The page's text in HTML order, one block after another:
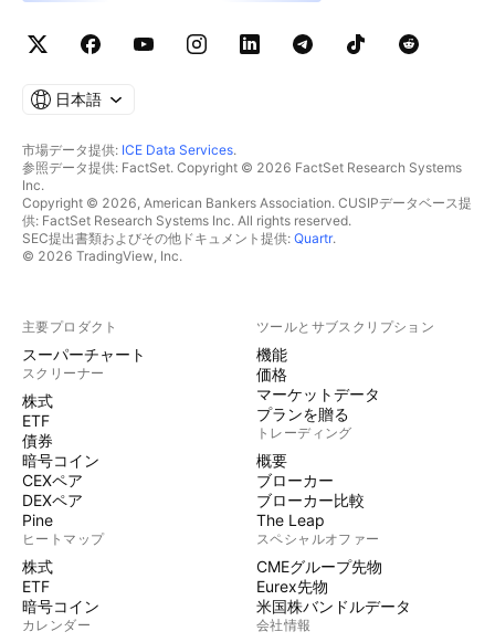
日本語
市場データ提供: ICE Data Services.
参照データ提供: FactSet. Copyright © 2026 FactSet Research Systems
Inc.
Copyright © 2026, American Bankers Association. CUSIPデータベース提
供: FactSet Research Systems Inc. All rights reserved.
SEC提出書類およびその他ドキュメント提供: Quartr.
© 2026 TradingView, Inc.
主要プロダクト
スーパーチャート
スクリーナー
株式
ETF
債券
暗号コイン
CEXペア
DEXペア
Pine
ヒートマップ
株式
ETF
暗号コイン
カレンダー
ツールとサブスクリプション
機能
価格
マーケットデータ
プランを贈る
トレーディング
概要
ブローカー
ブローカー比較
The Leap
スペシャルオファー
CMEグループ先物
Eurex先物
米国株バンドルデータ
会社情報